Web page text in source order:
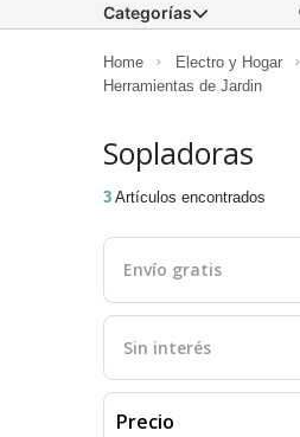
Categorías
Home
Electro y Hogar
Herramientas de Jardin
Sopladoras
3 Artículos encontrados
Envío gratis
Sin interés
Precio